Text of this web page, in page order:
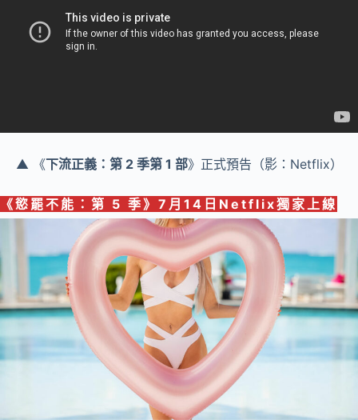
▲ 《下流正義：第 2 季第 1 部》正式預告（影：Netflix）
《慾罷不能：第 5 季》 7月14日Netflix獨家 上線